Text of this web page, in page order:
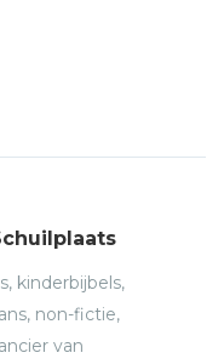
kinderbijbels,
non-fictie,
van